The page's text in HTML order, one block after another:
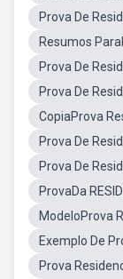
Prova De
Resumos
Prova De
Prova De
CopiaProva
Prova De
Prova De
ProvaDa
ModeloProva
Exemplo De
Prova